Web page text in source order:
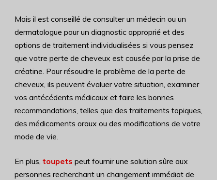
Mais il est conseillé de consulter un médecin ou un
dermatologue pour un diagnostic approprié et des
options de traitement individualisées si vous pensez
que votre perte de cheveux est causée par la prise de
créatine. Pour résoudre le problème de la perte de
cheveux, ils peuvent évaluer votre situation, examiner
vos antécédents médicaux et faire les bonnes
recommandations, telles que des traitements topiques,
des médicaments oraux ou des modifications de votre
mode de vie.
En plus, toupets peut fournir une solution sûre aux
personnes recherchant un changement immédiat de